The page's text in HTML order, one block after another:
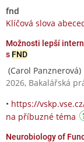
fnd
Klíčová slova
Možnosti lepší
s FND
(Carol Panznerová)
2026, Bakalářská
• https://
na příbuzné téma
Neurobiology of